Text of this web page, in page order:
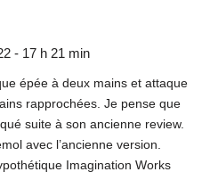
- 17 h 21 min
épée à deux mains et attaque
rapprochées. Je pense que
suite à son ancienne review.
avec l’ancienne version.
Imagination Works